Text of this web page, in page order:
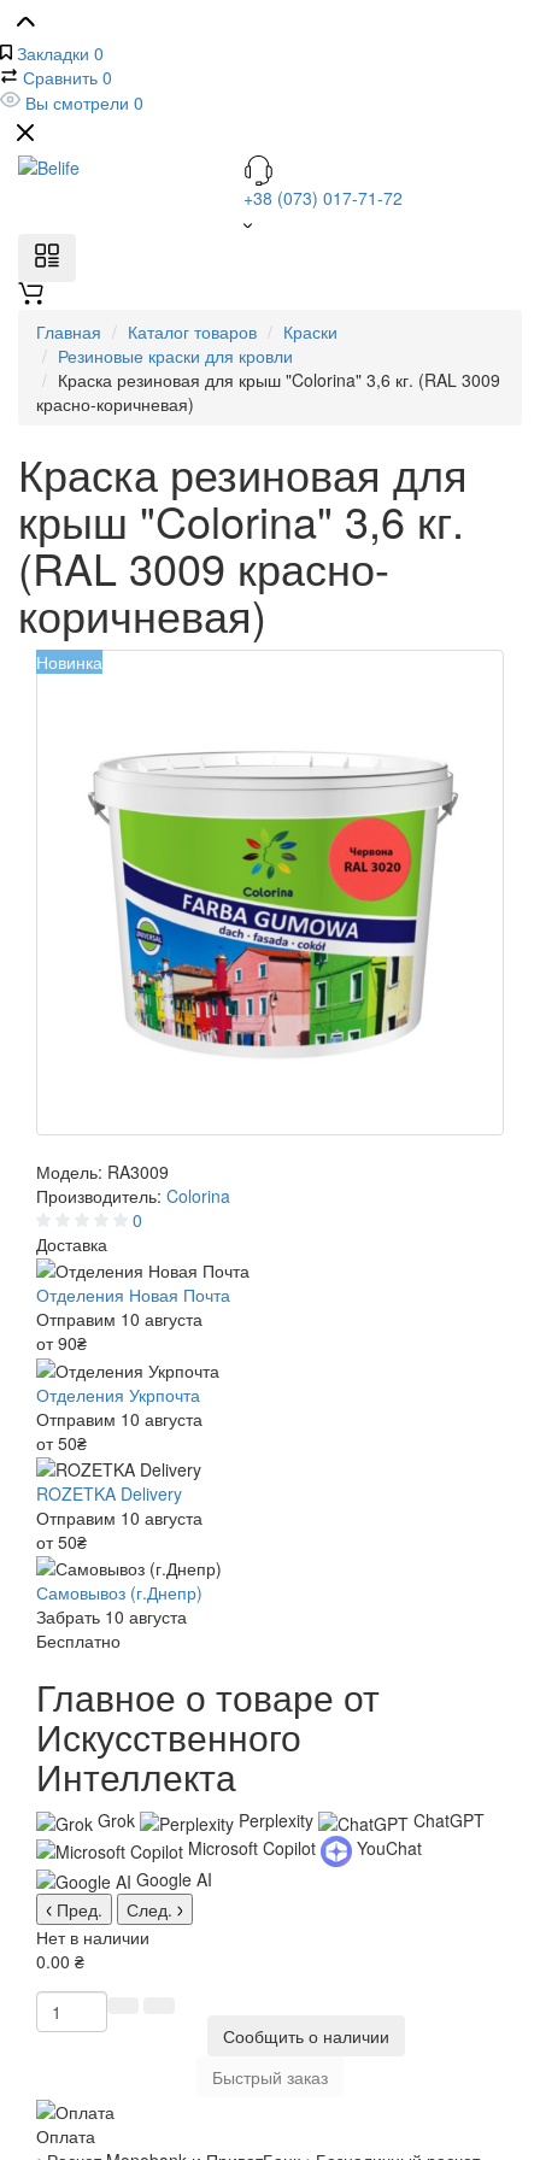
Закладки 0
Сравнить 0
Вы смотрели 0
+38 (073) 017-71-72
Главная Каталог товаров
Краски
Резиновые краски для кровли
Краска резиновая для крыш "Colorina" 3,6 кг. (RAL 3009
красно-коричневая)
Краска резиновая для
крыш "Colorina" 3,6 кг.
(RAL 3009 красно-
коричневая)
Новинка
Модель: RA3009
Производитель: Colorina
0
Доставка
Отделения Новая Почта
Отправим 10 августа
от 90₴
Отделения Укрпочта
Отправим 10 августа
от 50₴
ROZETKA Delivery
Отправим 10 августа
от 50₴
Самовывоз (г.Днепр)
Забрать 10 августа
Бесплатно
Главное о товаре от
Искусственного
Интеллекта
Grok Perplexity
ChatGPT
Microsoft Copilot
YouChat
Google AI
Пред.
След.
Нет в наличии
0.00 ₴
Сообщить о наличии
Быстрый заказ
Оплата